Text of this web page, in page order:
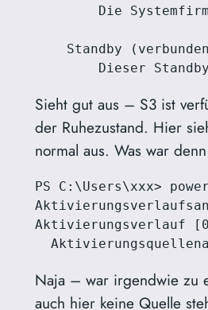
Die
Standby
Dieser
Sieht gut aus – S3 ist
der Ruhezustand. Hier
normal aus. Was war
PS C:\Users\xxx>
Aktivierungsverlauf
Naja – war irgendwie zu
auch hier keine Quelle